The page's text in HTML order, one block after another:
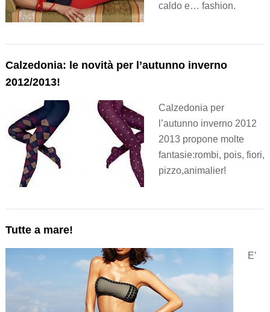
caldo e… fashion.
Calzedonia: le novità per l’autunno inverno
2012/2013!
Calzedonia per
l’autunno inverno 2012
2013 propone molte
fantasie:rombi, pois, fiori,
pizzo,animalier!
Tutte a mare!
E’